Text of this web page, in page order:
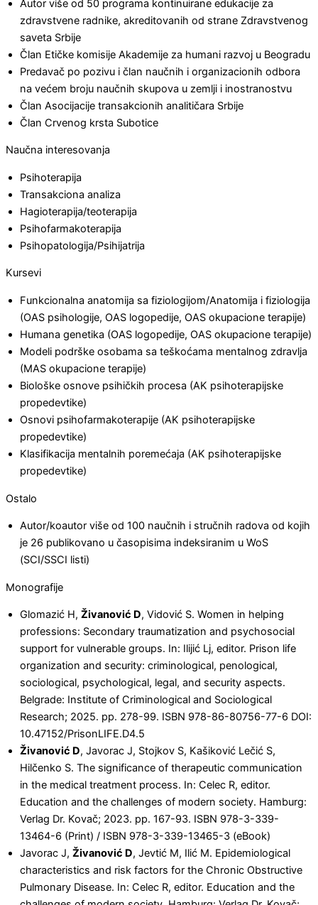
Autor više od 50 programa kontinuirane edukacije za
zdravstvene radnike, akreditovanih od strane Zdravstvenog
saveta Srbije
Član Etičke komisije Akademije za humani razvoj u Beogradu
Predavač po pozivu i član naučnih i organizacionih odbora
na većem broju naučnih skupova u zemlji i inostranostvu
Član Asocijacije transakcionih analitičara Srbije
Član Crvenog krsta Subotice
Naučna interesovanja
Psihoterapija
Transakciona analiza
Hagioterapija/teoterapija
Psihofarmakoterapija
Psihopatologija/Psihijatrija
Kursevi
Funkcionalna anatomija sa fiziologijom/Anatomija i fiziologija
(OAS psihologije, OAS logopedije, OAS okupacione terapije)
Humana genetika (OAS logopedije, OAS okupacione terapije)
Modeli podrške osobama sa teškoćama mentalnog zdravlja
(MAS okupacione terapije)
Biološke osnove psihičkih procesa (AK psihoterapijske
propedevtike)
Osnovi psihofarmakoterapije (AK psihoterapijske
propedevtike)
Klasifikacija mentalnih poremećaja (AK psihoterapijske
propedevtike)
Ostalo
Autor/koautor više od 100 naučnih i stručnih radova od kojih
je 26 publikovano u časopisima indeksiranim u WoS
(SCI/SSCI listi)
Monografije
Glomazić H, Živanović D, Vidović S. Women in helping
professions: Secondary traumatization and psychosocial
support for vulnerable groups. In: Ilijić Lj, editor. Prison life
organization and security: criminological, penological,
sociological, psychological, legal, and security aspects.
Belgrade: Institute of Criminological and Sociological
Research; 2025. pp. 278-99. ISBN 978-86-80756-77-6 DOI:
10.47152/PrisonLIFE.D4.5
Živanović D, Javorac J, Stojkov S, Kašiković Lečić S,
Hilčenko S. The significance of therapeutic communication
in the medical treatment process. In: Celec R, editor.
Education and the challenges of modern society. Hamburg:
Verlag Dr. Kovač; 2023. pp. 167-93. ISBN 978-3-339-
13464-6 (Print) / ISBN 978-3-339-13465-3 (eBook)
Javorac J, Živanović D, Jevtić M, Ilić M. Epidemiological
characteristics and risk factors for the Chronic Obstructive
Pulmonary Disease. In: Celec R, editor. Education and the